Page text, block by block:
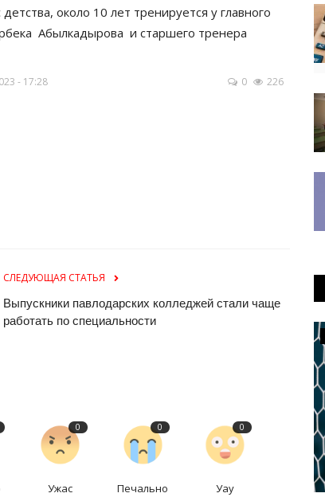
около 10 лет тренируется у главного
Абылкадырова и старшего тренера
- 17:28 0 226
СЛЕДУЮЩАЯ СТАТЬЯ
Выпускники павлодарских колледжей стали чаще
работать по специальности
0
Ужас
0
Печально
0
Уау